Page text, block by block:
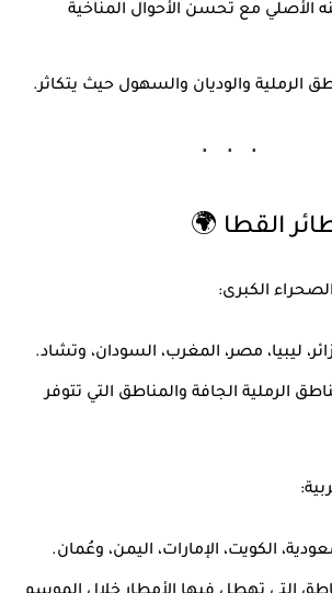
الأصلي مع تحسن الأحوال المناخية
الرملية والوديان والسهول حيث يتكاثر.
القطا 🌍
الكبرى:
ليبيا، مصر، المغرب، السودان، وتشاد.
الرملية الجافة والمناطق التي تتوفر
الكويت، الإمارات، اليمن، وعُمان.